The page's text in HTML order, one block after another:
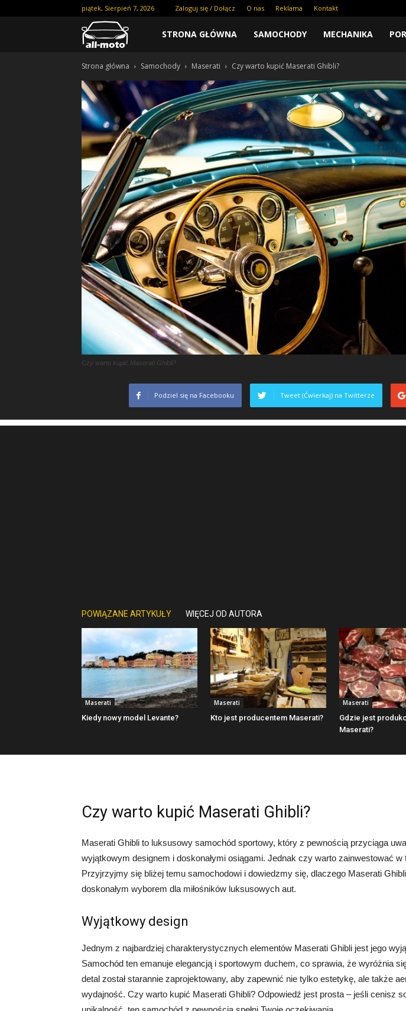
piątek, Sierpień 7, 2026 Zaloguj się / Dołącz O nas Reklama Kontakt
STRONA GŁÓWNA SAMOCHODY MECHANIKA
Strona główna Samochody Maserati Czy warto kupić Maserati Ghibli?
Czy warto kupić Maserati Ghibli?
Podziel się na Facebooku Tweet (Ćwierkaj) na Twitterze
POWIĄZANE ARTYKUŁY WIĘCEJ OD AUTORA
Maserati
Kiedy nowy model Levante?
Maserati
Kto jest producentem Maserati?
Maserati
Gdzie jest
Maserati?
Czy warto kupić Maserati Ghibli?
Maserati Ghibli to luksusowy samochód sportowy, który z pewnością przyciąga
wyjątkowym designem i doskonałymi osiągami. Jednak czy warto zainwestować w
Przyjrzyjmy się bliżej temu samochodowi i dowiedzmy się, dlaczego Maserati
doskonałym wyborem dla miłośników luksusowych aut.
Wyjątkowy design
Jednym z najbardziej charakterystycznych elementów Maserati Ghibli jest jego
Samochód ten emanuje elegancją i sportowym duchem, co sprawia, że wyróżnia
detal został starannie zaprojektowany, aby zapewnić nie tylko estetykę, ale także
wydajność. Czy warto kupić Maserati Ghibli? Odpowiedź jest prosta – jeśli cenisz